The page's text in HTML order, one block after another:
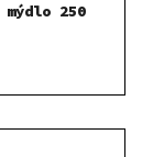
250